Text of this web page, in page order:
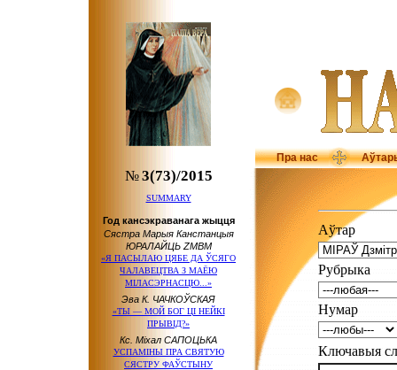
Пра нас
№3(73)/2015
SUMMARY
Год кансэкраванага жыцця
Сястра Марыя Канстанцыя
ЮРАЛАЙЦЬ ZMBM
«Я ПАСЫЛАЮ ЦЯБЕ ДА ЎСЯГО
ЧАЛАВЕЦТВА З МАЁЮ
МІЛАСЭРНАСЦЮ...»
Эва К. ЧАЧКОЎСКАЯ
«ТЫ — МОЙ БОГ ЦІ НЕЙКІ
ПРЫВІД?»
Кс. Міхал САПОЦЬКА
УСПАМІНЫ ПРА СВЯТУЮ
СЯСТРУ ФАЎСТЫНУ
Аўтар
Рубрыка
Нумар
Ключавыя